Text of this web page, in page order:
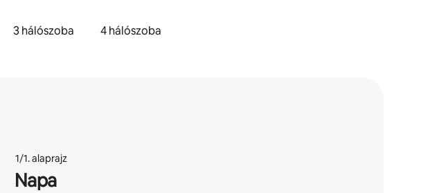
3 hálószoba 4 hálószoba
1/1. alaprajz
Napa